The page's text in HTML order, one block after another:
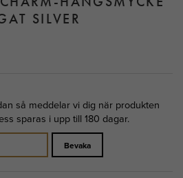
SILVER
så meddelar vi dig när produkten
sparas i upp till 180 dagar.
Bevaka